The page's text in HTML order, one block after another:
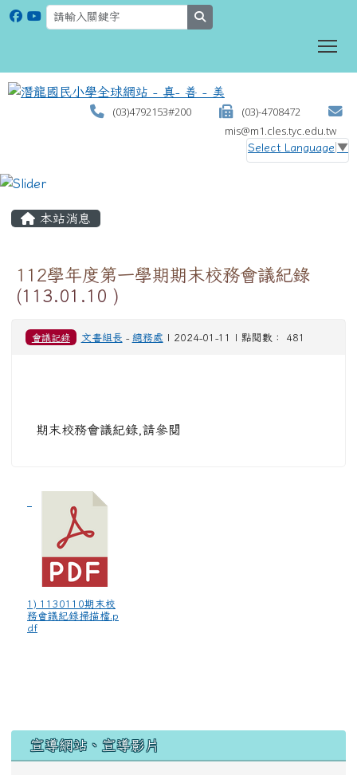
(03)4792153#200
(03)-4708472
mis@m1.cles.tyc.edu.tw
Select Language ▼
本站消息
112學年度第一學期期末校務會議紀錄
(113.01.10 )
會議記錄 文書組長 - 總務處 | 2024-01-11 | 點閱數： 481
期末校務會議紀錄,請參閱
1) 1130110期末校
務會議紀錄掃描檔.p
df
宣導網站、宣導影片